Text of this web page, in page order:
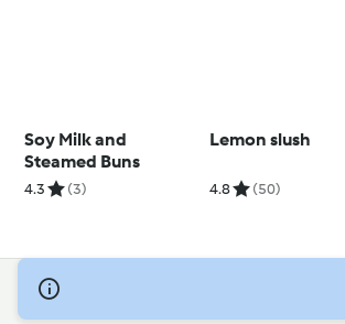
Soy Milk and
Steamed Buns
4.3 (3)
Lemon slush
4.8 (50)
© Szerzői jog 2026